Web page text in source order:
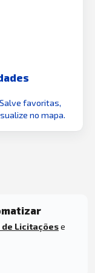
favoritas,
no mapa.
de Licitaçõese